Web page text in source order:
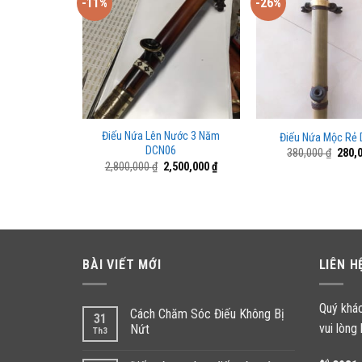
Điếu Nứa Lên Nước 3 Năm
DCN06
2,800,000₫ Giá
gốc
2,500,000₫Giá
hiện
Điếu Nứa Mộc Rẻ
380,000₫ Giá
BÀI VIẾT MỚI
31
Th3
Cách Chăm Sóc Điếu Không Bị
Nứt
LIÊN
Quý
vui lòng